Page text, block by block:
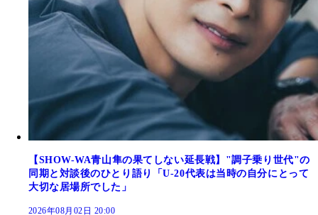
【SHOW-WA青山隼の果てしない延長戦】"調子乗り世代"の
同期と対談後のひとり語り「U-20代表は当時の自分にとって
大切な居場所でした」
2026年08月02日 20:00